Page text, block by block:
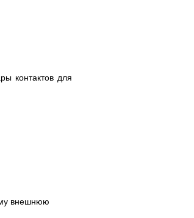
контактов для
внешнюю